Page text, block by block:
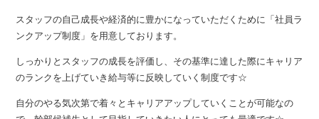
スタッフの自己成長や経済的に豊かになっていただくために「社員ラ
ンクアップ制度」を用意しております。
しっかりとスタッフの成長を評価し、その基準に達した際にキャリア
のランクを上げていき給与等に反映していく制度です☆
自分のやる気次第で着々とキャリアアップしていくことが可能なの